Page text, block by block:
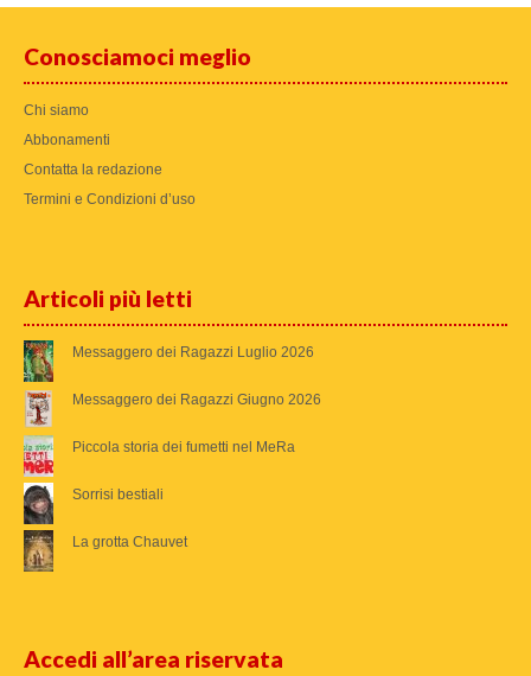
Conosciamoci meglio
Chi siamo
Abbonamenti
Contatta la redazione
Termini e Condizioni d’uso
Articoli più letti
Messaggero dei Ragazzi Luglio 2026
Messaggero dei Ragazzi Giugno 2026
Piccola storia dei fumetti nel MeRa
Sorrisi bestiali
La grotta Chauvet
Accedi all’area riservata